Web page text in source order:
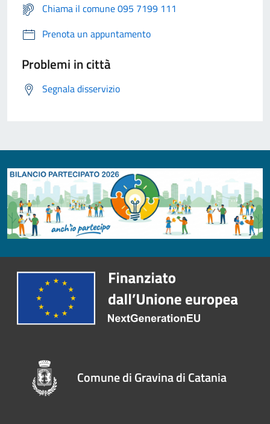
Chiama il comune 095 7199 111
Prenota un appuntamento
Problemi in città
Segnala disservizio
Comune di Gravina di Catania